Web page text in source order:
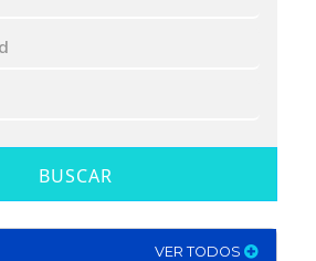
BUSCAR
VER TODOS